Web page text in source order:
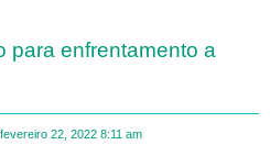
para enfrentamento a
fevereiro 22, 2022 8:11 am